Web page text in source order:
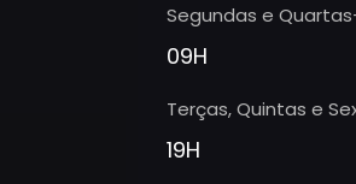
Segundas e
09H
Terças, Quintas e
19H